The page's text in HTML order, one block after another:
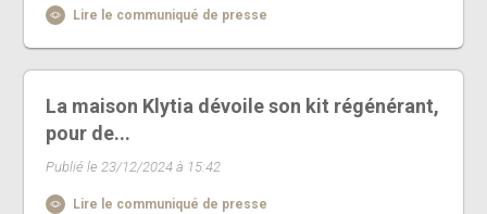
Lire le communiqué de presse
La maison Klytia dévoile son kit régénérant,
pour de...
Publié le 23/12/2024 à 15:42
Lire le communiqué de presse